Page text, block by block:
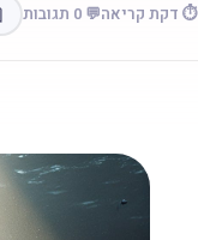
דקת קריאה💬 0 תגובות